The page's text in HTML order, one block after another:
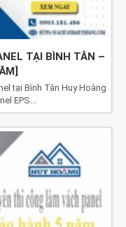
TẠI BÌNH TÂN –
tại Bình Tân Huy Hoàng
EPS...